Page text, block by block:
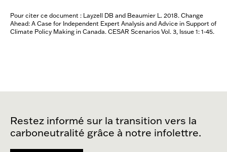
ils peuvent être transformés pour
atteindre les objectifs de
Pour citer ce document : Layzell DB and Beaumier L. 2018. Change
Ahead: A Case for Independent Expert Analysis and Advice in Support of
Climate Policy Making in Canada. CESAR Scenarios Vol. 3, Issue 1: 1-45.
Restez informé sur la transition vers la
carboneutralité grâce à notre infolettre.